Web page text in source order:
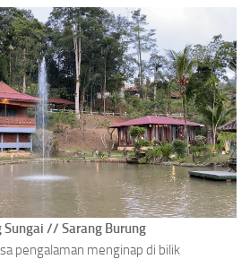
Sungai // Sarang Burung
pengalaman menginap di bilik